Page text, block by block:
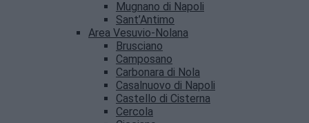
Mugnano di Napoli
Sant’Antimo
Area Vesuvio-Nolana
Brusciano
Camposano
Carbonara di Nola
Casalnuovo di Napoli
Castello di Cisterna
Cercola